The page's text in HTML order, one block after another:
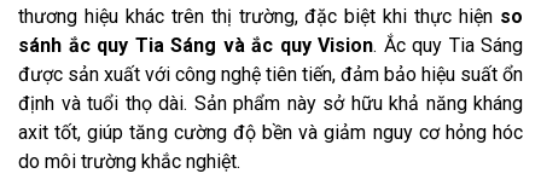
thương hiệu khác trên thị trường, đặc biệt khi thực hiện so
sánh ắc quy Tia Sáng và ắc quy Vision. Ắc quy Tia Sáng
được sản xuất với công nghệ tiên tiến, đảm bảo hiệu suất ổn
định và tuổi thọ dài. Sản phẩm này sở hữu khả năng kháng
axit tốt, giúp tăng cường độ bền và giảm nguy cơ hỏng hóc
do môi trường khắc nghiệt.